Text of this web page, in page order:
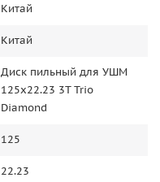
Китай
Китай
Диск пильный для УШМ
125x22.23 3T Trio
Diamond
125
22.23